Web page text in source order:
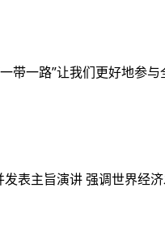
带一路”让我们更好地参
表主旨演讲 强调世界经